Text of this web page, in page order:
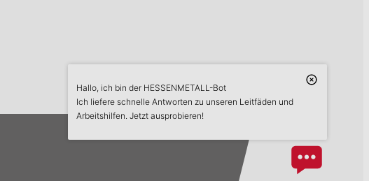
Hallo, ich bin der HESSENMETALL-Bot
Ich liefere schnelle Antworten zu unseren Leitfäden und
Arbeitshilfen. Jetzt ausprobieren!